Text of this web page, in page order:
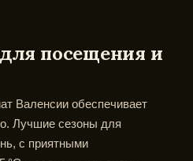
посещения и
Валенсии обеспечивает
Лучшие сезоны для
с приятными